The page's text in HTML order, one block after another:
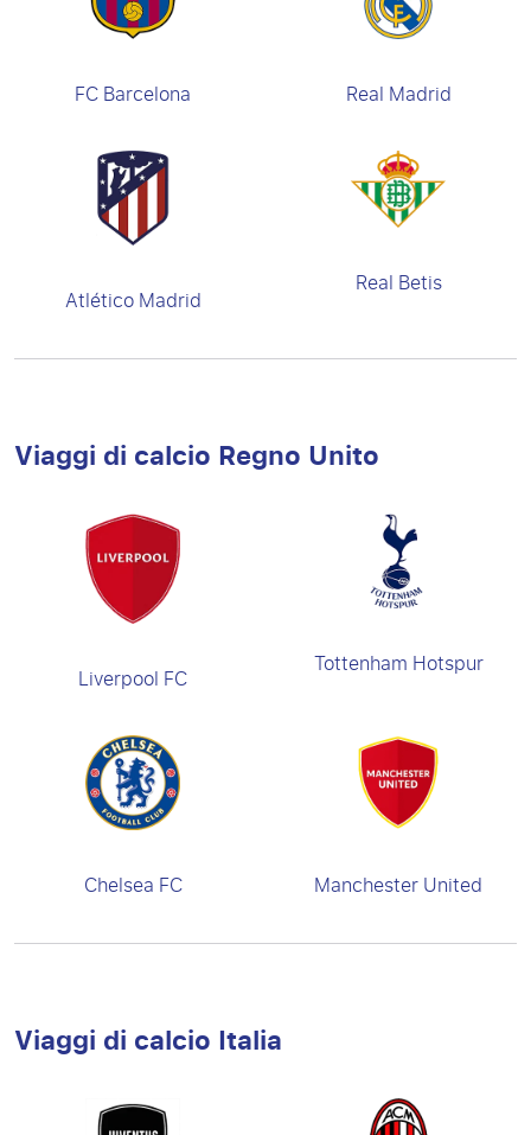
FC Barcelona Real Madrid
Atlético Madrid Real Betis
Viaggi di calcio Regno Unito
Liverpool FC Tottenham Hotspur
Chelsea FC Manchester United
Viaggi di calcio Italia